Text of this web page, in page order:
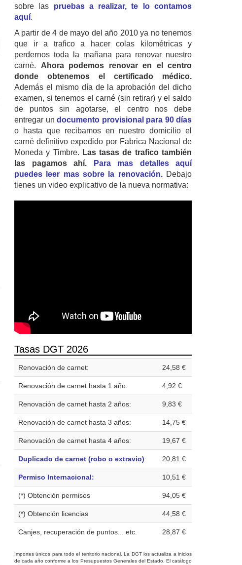
sobre las pruebas a realizar, te lo contamos
aquí.
A partir de 4 de mayo del año 2010 ya no tenemos
que ir a trafico a hacer colas kilométricas y
perdernos toda la mañana para renovar nuestro
carné. Ahora podemos renovar en el centro
donde obtenemos el certificado médico.
Además el mismo día de la aprobación del dicho
examen, si tenemos el carné (sin retirar) y el saldo
de puntos sin agotarse, el centro nos debe
entregar un documento provisional para 90 días
o hasta que recibamos en nuestro domicilio el
carné definitivo expedido por Fabrica Nacional de
Moneda y Timbre. Las tasas de trafico también
las pagamos ahí.
Para mas detalles aquí
puedes leer mas sobre la renovación.Debajo
tienes un video explicativo de la nueva normativa:
Tasas DGT 2026
Renovación de carnet: 24,58 €
Renovación de carnet hasta 1 año: 4,92 €
Renovación de carnet hasta 2 años: 9,83 €
Renovación de carnet hasta 3 años: 14,75 €
Renovación de carnet hasta 4 años: 19,67 €
Duplicado de carnet (robo o extravio): 20,81 €
Permiso Internacional: 10,51 €
(*) Obtención permisos 94,05 €
(*) Obtención licencias 44,58 €
Canjes, recuperación de puntos... etc. 28,87 €
Importes únicos para todo el territorio nacional. La DGT los actualiza a inicios
de cada año conforme a los Presupuestos Generales del Estado. El catálogo